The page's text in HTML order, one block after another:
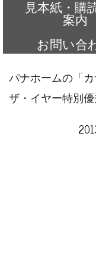
見本紙・購
案内
お問い合
パナホームの「
ザ・イヤー特別